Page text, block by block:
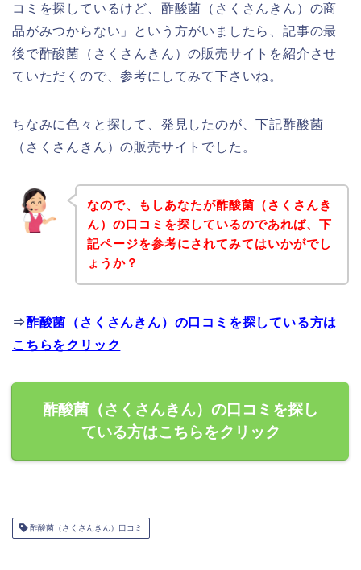
コミを探しているけど、酢酸菌（さくさんきん）の商
品がみつからない」という方がいましたら、記事の最
後で酢酸菌（さくさんきん）の販売サイトを紹介させ
ていただくので、参考にしてみて下さいね。
ちなみに色々と探して、発見したのが、下記酢酸菌
（さくさんきん）の販売サイトでした。
なので、もしあなたが酢酸菌（さくさんき
ん）の口コミを探しているのであれば、下
記ページを参考にされてみてはいかがでし
ょうか？
⇒酢酸菌（さくさんきん）の口コミを探している方は
こちらをクリック
酢酸菌（さくさんきん）の口コミを探し
ている方はこちらをクリック
酢酸菌（さくさんきん）口コミ